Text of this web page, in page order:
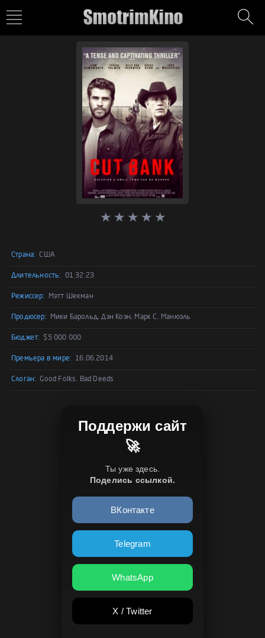
Страна: США
Длительность: 01:32:23
Режиссер: Мэтт Шекман
Продюсер: Мики Барольд, Дэн Коэн, Марк С. Манюэль
Бюджет: $5 000 000
Премьера в мире: 16.06.2014
Слоган: Good Folks. Bad Deeds
Поддержи сайт
🚀
Ты уже здесь.
Поделись ссылкой.
ВКонтакте
Telegram
WhatsApp
X / Twitter